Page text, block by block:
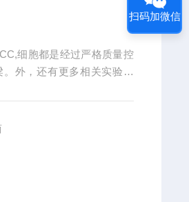
细胞都是经过严格质量控
外，还有更多相关实验产
扫码加微信